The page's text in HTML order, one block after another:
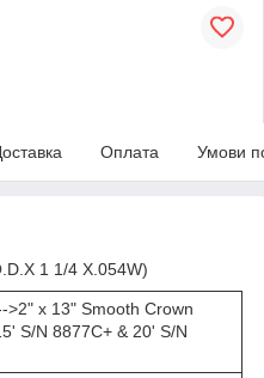
Оплата Умови
1 1/4 X.054W)
>2" x 13" Smooth Crown
S/N 8877C+ & 20' S/N